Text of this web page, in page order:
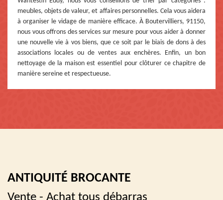
meubles, objets de valeur, et affaires personnelles. Cela vous aidera
à organiser le vidage de manière efficace. À Boutervilliers, 91150,
nous vous offrons des services sur mesure pour vous aider à donner
une nouvelle vie à vos biens, que ce soit par le biais de dons à des
associations locales ou de ventes aux enchères. Enfin, un bon
nettoyage de la maison est essentiel pour clôturer ce chapitre de
manière sereine et respectueuse.
ANTIQUITÉ BROCANTE
Vente - Achat tous débarras